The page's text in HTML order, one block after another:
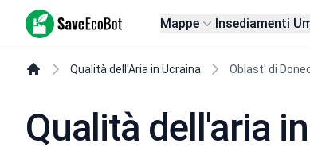
SaveEcoBot Mappe Insediamenti
Qualità dell'Aria in Ucraina Oblast' di
Qualità dell'aria